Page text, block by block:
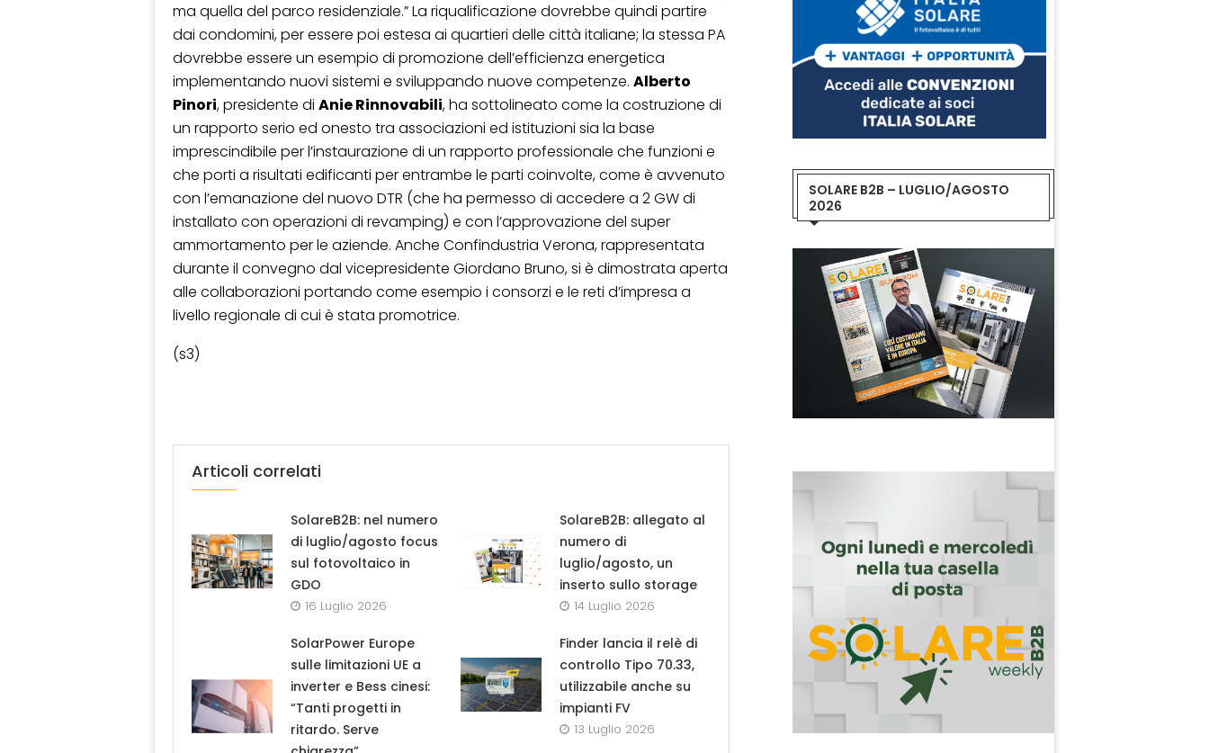
ma quella del parco residenziale.” La riqualificazione dovrebbe quindi partire
dai condomini, per essere poi estesa ai quartieri delle città italiane; la stessa PA
dovrebbe essere un esempio di promozione dell’efficienza energetica
implementando nuovi sistemi e sviluppando nuove competenze. Alberto
Pinori, presidente di Anie Rinnovabili, ha sottolineato come la costruzione di
un rapporto serio ed onesto tra associazioni ed istituzioni sia la base
imprescindibile per l’instaurazione di un rapporto professionale che funzioni e
che porti a risultati edificanti per entrambe le parti coinvolte, come è avvenuto
con l’emanazione del nuovo DTR (che ha permesso di accedere a 2 GW di
installato con operazioni di revamping) e con l’approvazione del super
ammortamento per le aziende. Anche Confindustria Verona, rappresentata
durante il convegno dal vicepresidente Giordano Bruno, si è dimostrata aperta
alle collaborazioni portando come esempio i consorzi e le reti d’impresa a
livello regionale di cui è stata promotrice.
(s3)
Articoli correlati
SolareB2B: nel numero
di luglio/agosto focus
sul fotovoltaico in
GDO
16 Luglio 2026
SolareB2B: allegato al
numero di
luglio/agosto, un
inserto sullo storage
14 Luglio 2026
SolarPower Europe
sulle limitazioni UE a
inverter e Bess cinesi:
“Tanti progetti in
ritardo. Serve
Finder lancia il relè di
controllo Tipo 70.33,
utilizzabile anche su
impianti FV
13 Luglio 2026
SOLARE B2B – LUGLIO/AGOSTO
2026